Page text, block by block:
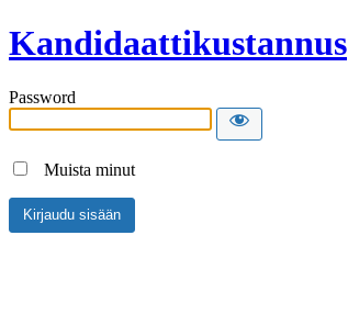
Kandidaattikustannus
Password
Muista minut